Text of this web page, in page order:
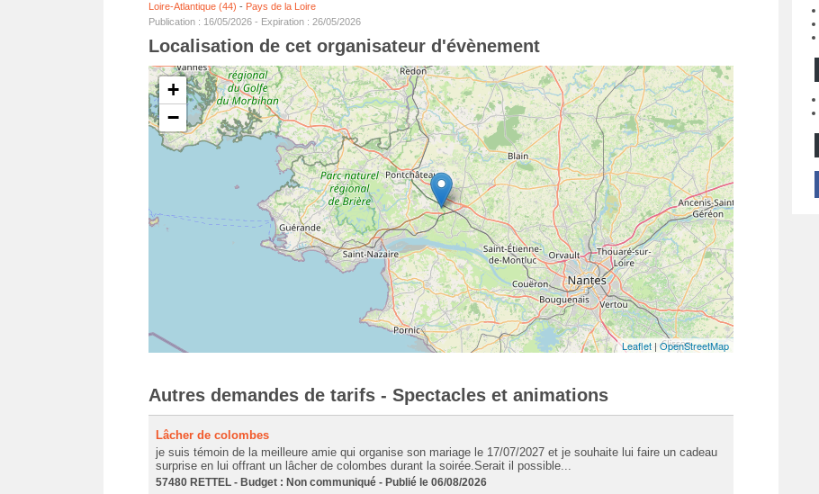
Loire-Atlantique (44) - Pays de la Loire
Publication : 16/05/2026 - Expiration : 26/05/2026
Localisation de cet organisateur d'évènement
+
−
Leaflet| OpenStreetMap
Autres demandes de tarifs - Spectacles et animations
Lâcher de colombes
je suis témoin de la meilleure amie qui organise son mariage le 17/07/2027 et je souhaite lui faire un cadeau
surprise en lui offrant un lâcher de colombes durant la soirée.Serait il possible...
57480 RETTEL - Budget : Non communiqué - Publié le 06/08/2026